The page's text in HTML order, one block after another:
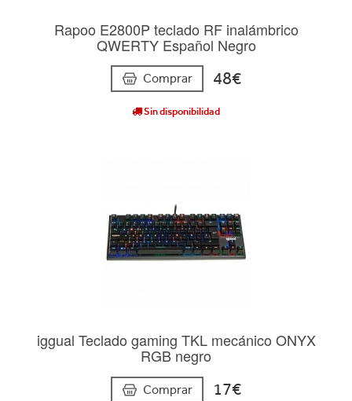
Rapoo E2800P teclado RF inalámbrico
QWERTY Español Negro
Comprar 48€
Sin disponibilidad
iggual Teclado gaming TKL mecánico ONYX
RGB negro
Comprar 17€